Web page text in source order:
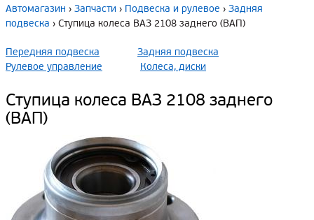
Автомагазин › Запчасти › Подвеска и рулевое › Задняя
подвеска › Ступица колеса ВАЗ 2108 заднего (ВАП)
Передняя подвеска
Задняя подвеска
Рулевое управление
Колеса, диски
Ступица колеса ВАЗ 2108 заднего
(ВАП)